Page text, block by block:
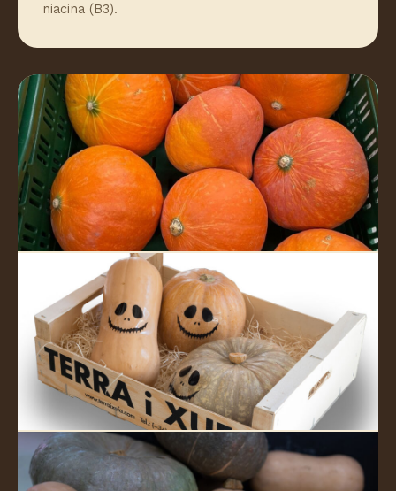
niacina (B3).